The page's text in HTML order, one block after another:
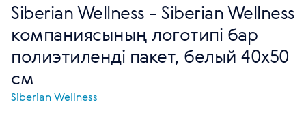
Siberian Wellness - Siberian Wellness
компаниясының логотипі бар
полиэтиленді пакет, белый 40х50
см
Siberian Wellness